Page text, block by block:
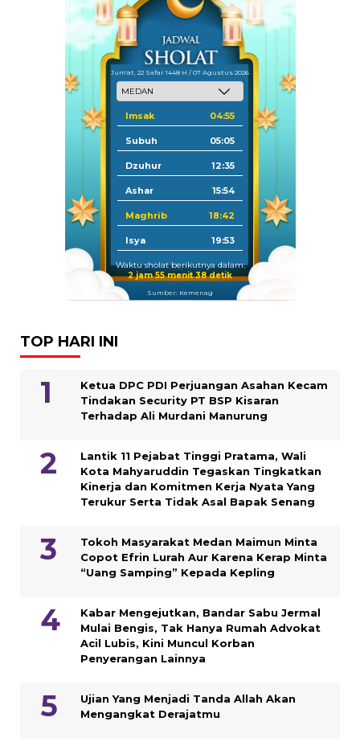
Jum'at, 22 Safar 1448 H / 07 Agustus 2026
Imsak 04:55
Subuh 05:05
Dzuhur 12:35
Ashar 15:54
Maghrib 18:42
Isya 19:53
Waktu sholat berikutnya dalam:
2 jam 55 menit 38 detik
Sumber: Kemenag
TOP HARI INI
Ketua DPC PDI Perjuangan Asahan Kecam
Tindakan Security PT BSP Kisaran
Terhadap Ali Murdani Manurung
Lantik 11 Pejabat Tinggi Pratama, Wali
Kota Mahyaruddin Tegaskan Tingkatkan
Kinerja dan Komitmen Kerja Nyata Yang
Terukur Serta Tidak Asal Bapak Senang
Tokoh Masyarakat Medan Maimun Minta
Copot Efrin Lurah Aur Karena Kerap Minta
“Uang Samping” Kepada Kepling
Kabar Mengejutkan, Bandar Sabu Jermal
Mulai Bengis, Tak Hanya Rumah Advokat
Acil Lubis, Kini Muncul Korban
Penyerangan Lainnya
Ujian Yang Menjadi Tanda Allah Akan
Mengangkat Derajatmu